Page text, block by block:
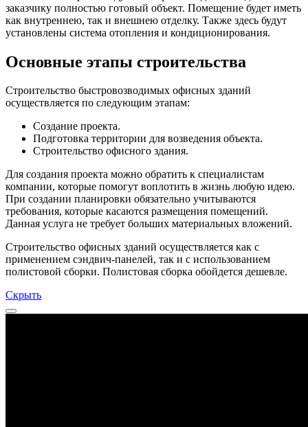
заказчику полностью готовый объект. Помещение будет иметь
как внутреннею, так и внешнею отделку. Также здесь будут
установлены система отопления и кондиционирования.
Основные этапы строительства
Строительство быстровозводимых офисных зданий
осуществляется по следующим этапам:
Создание проекта.
Подготовка территории для возведения объекта.
Строительство офисного здания.
Для создания проекта можно обратить к специалистам
компании, которые помогут воплотить в жизнь любую идею.
При создании планировки обязательно учитываются
требования, которые касаются размещения помещений.
Данная услуга не требует больших материальных вложений.
Строительство офисных зданий осуществляется как с
применением сэндвич-панелей, так и с использованием
полистовой сборки. Полистовая сборка обойдется дешевле.
Скрыть